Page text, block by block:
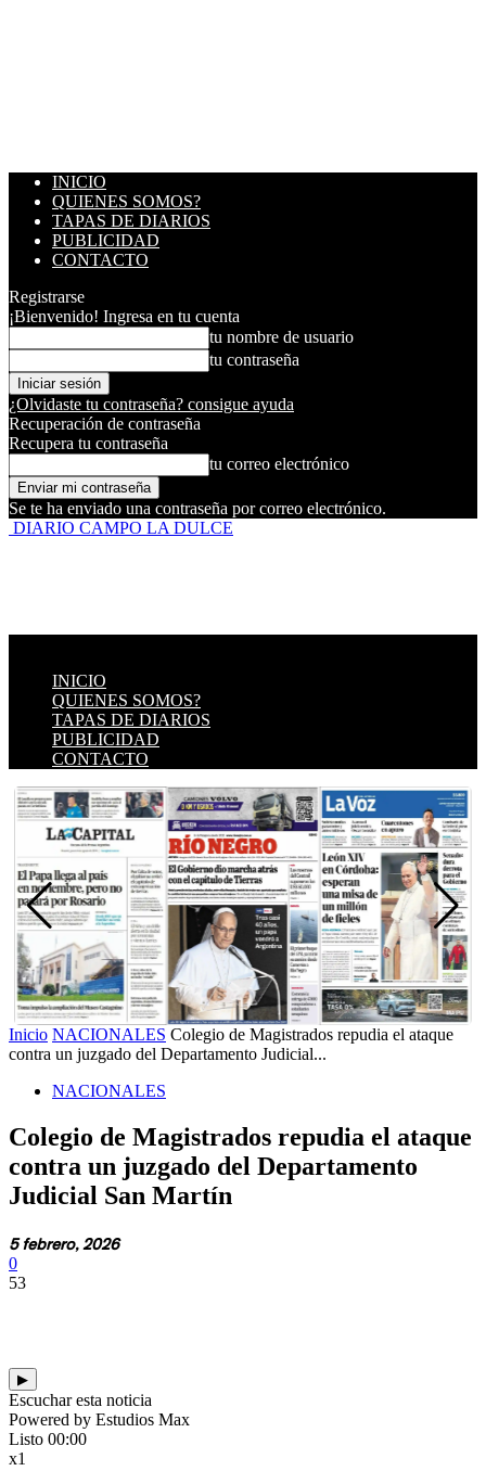
INICIO
QUIENES SOMOS?
TAPAS DE DIARIOS
PUBLICIDAD
CONTACTO
Registrarse
¡Bienvenido! Ingresa en tu cuenta
tu nombre de usuario
tu contraseña
¿Olvidaste tu contraseña? consigue ayuda
Recuperación de contraseña
Recupera tu contraseña
tu correo electrónico
Se te ha enviado una contraseña por correo electrónico.
DIARIO CAMPO LA DULCE
INICIO
QUIENES SOMOS?
TAPAS DE DIARIOS
PUBLICIDAD
CONTACTO
Inicio NACIONALES Colegio de Magistrados repudia el ataque
contra un juzgado del Departamento Judicial...
NACIONALES
Colegio de Magistrados repudia el ataque
contra un juzgado del Departamento
Judicial San Martín
5 febrero, 2026
0
53
▶
Escuchar esta noticia
Powered by Estudios Max
Listo 00:00
x1